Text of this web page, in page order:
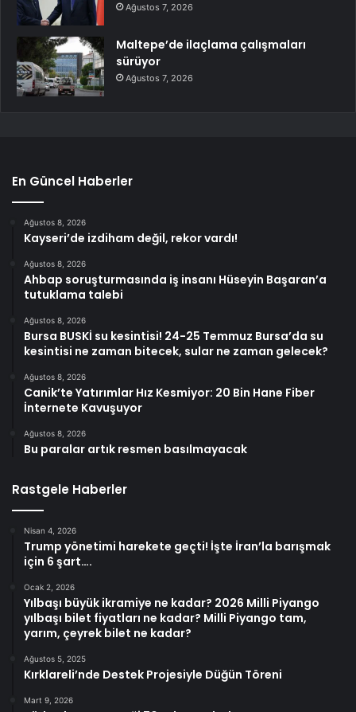
Ağustos 7, 2026
Maltepe’de ilaçlama çalışmaları
sürüyor
Ağustos 7, 2026
En Güncel Haberler
Ağustos 8, 2026
Kayseri’de izdiham değil, rekor vardı!
Ağustos 8, 2026
Ahbap soruşturmasında iş insanı Hüseyin Başaran’a
tutuklama talebi
Ağustos 8, 2026
Bursa BUSKİ su kesintisi! 24-25 Temmuz Bursa’da su
kesintisi ne zaman bitecek, sular ne zaman gelecek?
Ağustos 8, 2026
Canik’te Yatırımlar Hız Kesmiyor: 20 Bin Hane Fiber
İnternete Kavuşuyor
Ağustos 8, 2026
Bu paralar artık resmen basılmayacak
Rastgele Haberler
Nisan 4, 2026
Trump yönetimi harekete geçti! İşte İran’la barışmak
için 6 şart….
Ocak 2, 2026
Yılbaşı büyük ikramiye ne kadar? 2026 Milli Piyango
yılbaşı bilet fiyatları ne kadar? Milli Piyango tam,
yarım, çeyrek bilet ne kadar?
Ağustos 5, 2025
Kırklareli’nde Destek Projesiyle Düğün Töreni
Mart 9, 2026